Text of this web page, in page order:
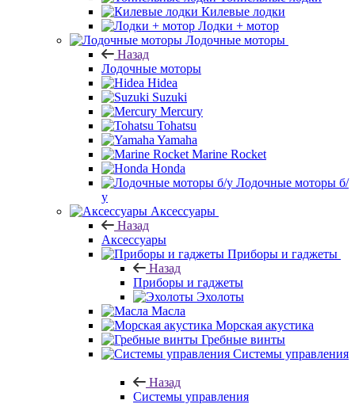
Килевые лодки
Лодки + мотор
Лодочные моторы
Назад
Лодочные моторы
Hidea
Suzuki
Mercury
Tohatsu
Yamaha
Marine Rocket
Honda
Лодочные моторы б/
у
Аксессуары
Назад
Аксессуары
Приборы и гаджеты
Назад
Приборы и гаджеты
Эхолоты
Масла
Морская акустика
Гребные винты
Системы управления
Назад
Системы управления